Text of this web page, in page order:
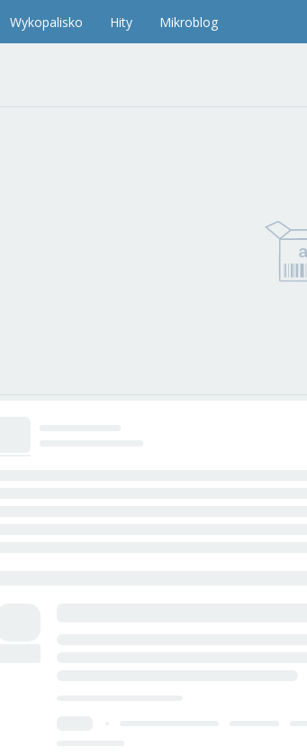
Wykopalisko Hity Mikroblog